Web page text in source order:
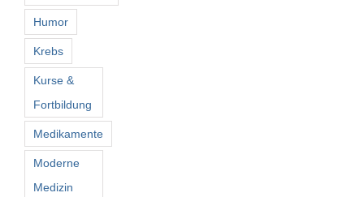
Humor
Krebs
Kurse &
Fortbildung
Medikamente
Moderne
Medizin